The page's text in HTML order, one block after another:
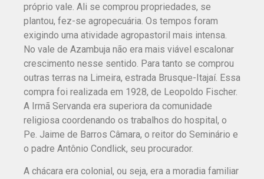
próprio vale. Ali se comprou propriedades, se
plantou, fez-se agropecuária. Os tempos foram
exigindo uma atividade agropastoril mais intensa.
No vale de Azambuja não era mais viável escalonar
crescimento nesse sentido. Para tanto se comprou
outras terras na Limeira, estrada Brusque-Itajaí. Essa
compra foi realizada em 1928, de Leopoldo Fischer.
A Irmã Servanda era superiora da comunidade
religiosa coordenando os trabalhos do hospital, o
Pe. Jaime de Barros Câmara, o reitor do Seminário e
o padre Antônio Condlick, seu procurador.
A chácara era colonial, ou seja, era a moradia familiar